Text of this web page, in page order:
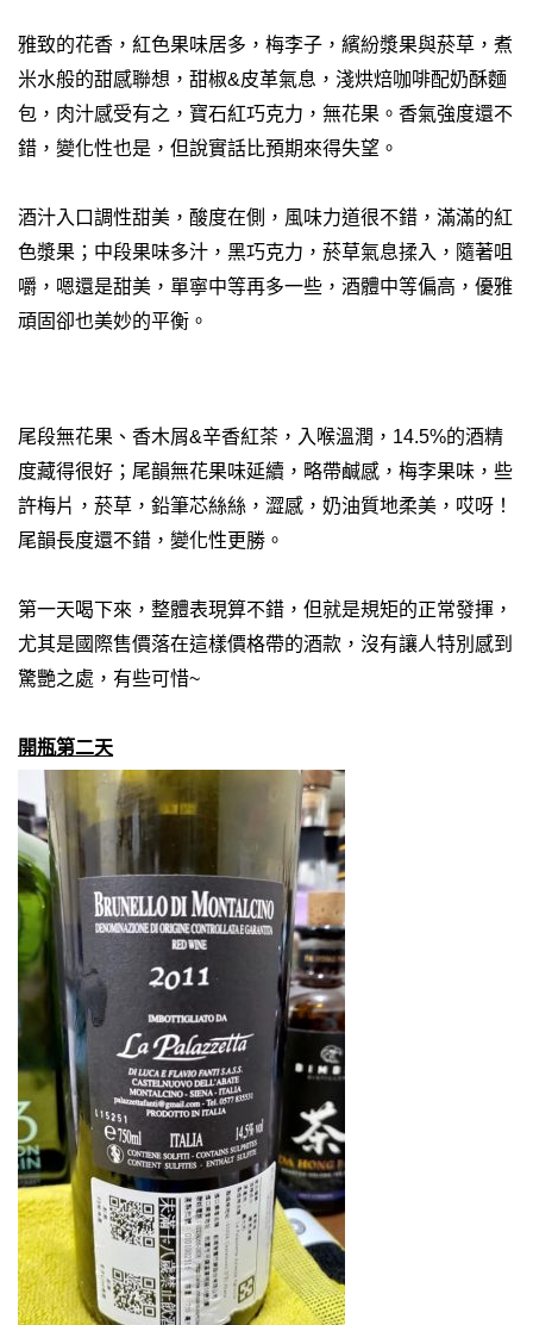
雅致的花香，紅色果味居多，梅李子，繽紛漿果與菸草，煮
米水般的甜感聯想，甜椒&皮革氣息，淺烘焙咖啡配奶酥麵
包，肉汁感受有之，寶石紅巧克力，無花果。香氣強度還不
錯，變化性也是，但說實話比預期來得失望。
酒汁入口調性甜美，酸度在側，風味力道很不錯，滿滿的紅
色漿果；中段果味多汁，黑巧克力，菸草氣息揉入，隨著咀
嚼，嗯還是甜美，單寧中等再多一些，酒體中等偏高，優雅
頑固卻也美妙的平衡。
尾段無花果、香木屑&辛香紅茶，入喉溫潤，14.5%的酒精
度藏得很好；尾韻無花果味延續，略帶鹹感，梅李果味，些
許梅片，菸草，鉛筆芯絲絲，澀感，奶油質地柔美，哎呀！
尾韻長度還不錯，變化性更勝。
第一天喝下來，整體表現算不錯，但就是規矩的正常發揮，
尤其是國際售價落在這樣價格帶的酒款，沒有讓人特別感到
驚艷之處，有些可惜~
開瓶第二天